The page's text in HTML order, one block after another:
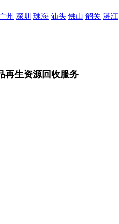
广州 深圳 珠海 汕头 佛山 韶关 湛江
再生资源回收服务